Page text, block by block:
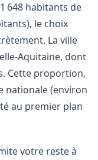
648 habitants de
le choix
La ville
Aquitaine, dont
Cette proportion,
nationale (environ
au premier plan
votre reste à